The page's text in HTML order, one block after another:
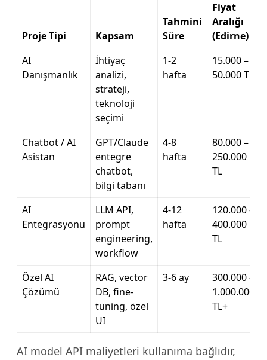
Proje Tipi Kapsam
Tahmini
Süre
Fiyat
Aralığı
(Edirne)
AI
Danışmanlık
İhtiyaç
analizi,
strateji,
teknoloji
seçimi
1-2
hafta
15.000 –
50.000 TL
Chatbot / AI
Asistan
GPT/Claude
entegre
chatbot,
bilgi tabanı
4-8
hafta
80.000 –
250.000
TL
AI
Entegrasyonu
LLM API,
prompt
engineering,
workflow
4-12
hafta
120.000 –
400.000
TL
Özel AI
Çözümü
RAG, vector
DB, fine-
tuning, özel
UI
3-6 ay
300.000 –
1.000.000
TL+
AI model API maliyetleri kullanıma bağlıdır,